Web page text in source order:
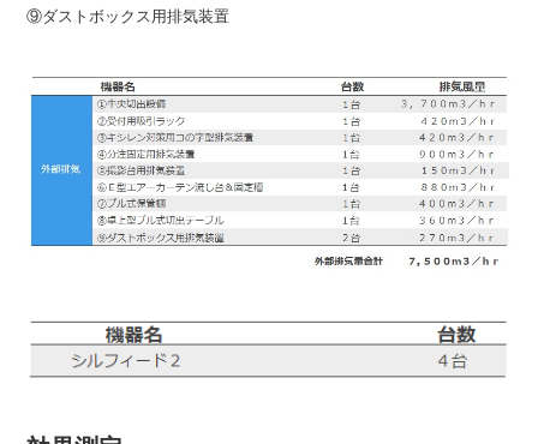
⑨ダストボックス⽤排気装置